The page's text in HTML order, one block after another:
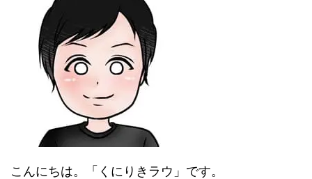
こんにちは。「くにりきラウ」です。